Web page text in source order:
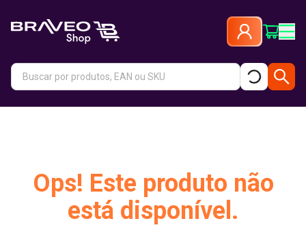
Ops! Este produto não
está disponível.